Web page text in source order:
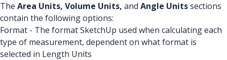
The Area Units, Volume Units, and Angle Unitssections
contain the following options:
Format - The format SketchUp used when calculating each
type of measurement, dependent on what format is
selected in Length Units